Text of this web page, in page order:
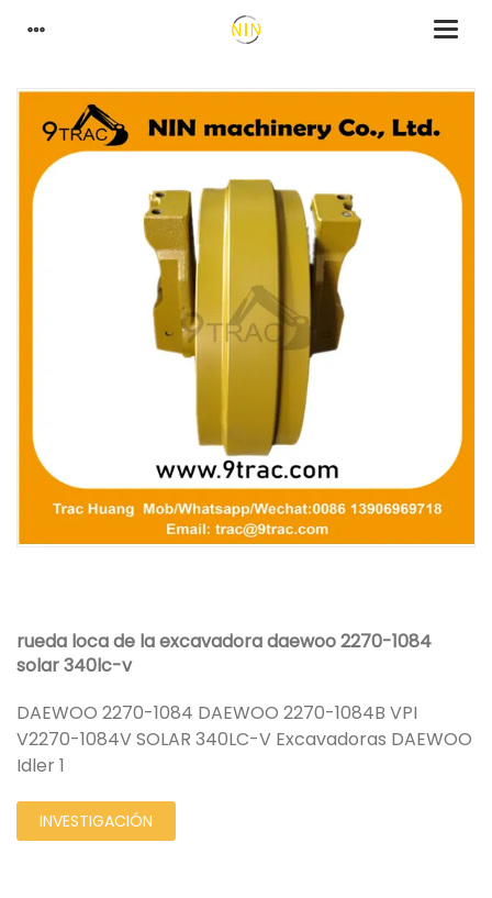
rueda loca de la excavadora daewoo 2270-1084
solar 340lc-v
DAEWOO 2270-1084 DAEWOO 2270-1084B VPI
V2270-1084V SOLAR 340LC-V Excavadoras DAEWOO
Idler 1
INVESTIGACIÓN